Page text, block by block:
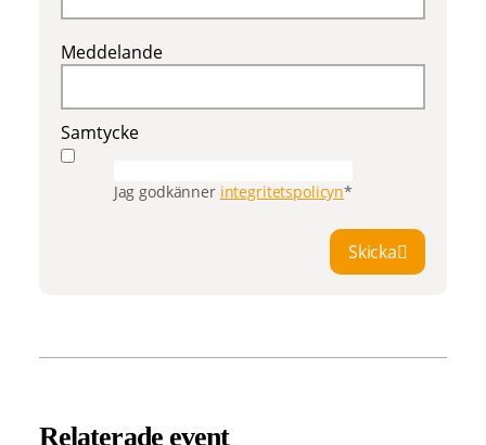
Meddelande
Samtycke
Jag godkänner integritetspolicyn*
Skicka
Relaterade event